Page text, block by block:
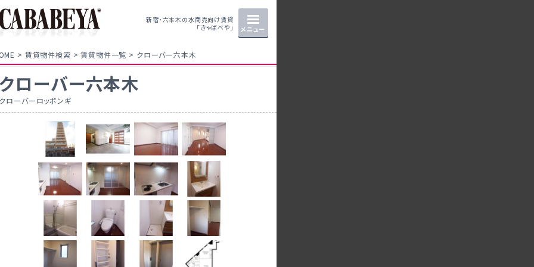
新宿・六本木の水商売向け賃貸
「きゃばべや」
メニュー
賃貸物件検索 賃貸物件一覧 クローバー六本木
ローバー六本木
ローバーロッポンギ